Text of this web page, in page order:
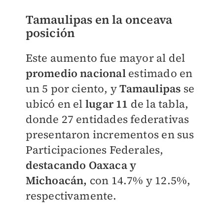
Tamaulipas en la onceava
posición
Este aumento fue mayor al del
promedio nacional estimado en
un 5 por ciento, yTamaulipas se
ubicó en el lugar 11 de la tabla,
donde 27 entidades federativas
presentaron incrementos en sus
Participaciones Federales,
destacando Oaxaca y
Michoacán, con 14.7% y 12.5%,
respectivamente.